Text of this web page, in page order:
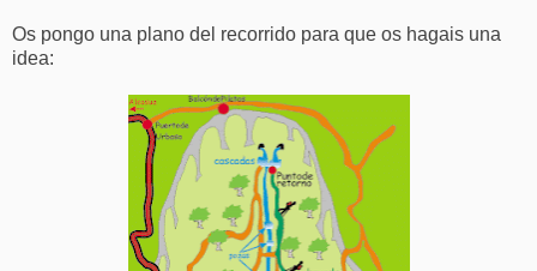
Os pongo una plano del recorrido para que os hagais una
idea: